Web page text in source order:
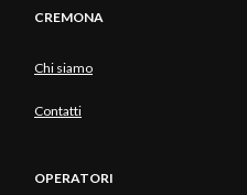
CREMONA
Chi siamo
Contatti
OPERATORI